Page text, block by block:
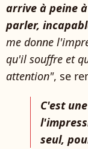
arrive à peine
parler,
me donne
qu'il souffre et
attention", se
C'est
seul,